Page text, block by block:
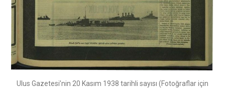
Ulus Gazetesi’nin 20 Kasım 1938 tarihli sayısı (Fotoğraflar için